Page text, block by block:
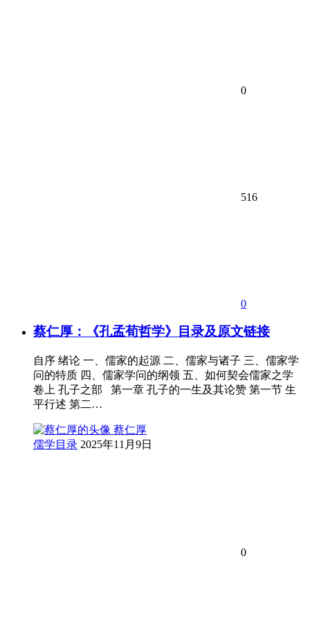
0
516
0
蔡仁厚：《孔孟荀哲学》目录及原文链接
自序 绪论 一、儒家的起源 二、儒家与诸子 三、儒家学
问的特质 四、儒家学问的纲领 五、如何契会儒家之学
卷上 孔子之部 第一章 孔子的一生及其论赞 第一节 生
平行述 第二…
蔡仁厚
儒学目录 2025年11月9日
0